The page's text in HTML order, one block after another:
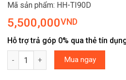
Mã sản phẩm: HH-TI90D
5,500,000VND
Hỗ trợ trả góp 0% qua thẻ tín
Máy hút mùi âm tủ Hafele HH-TI90D
Mua ngay